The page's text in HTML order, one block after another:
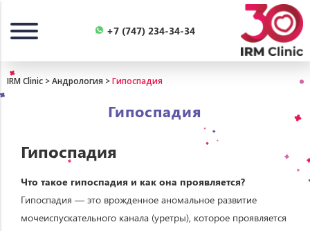
+7 (747) 234-34-34
IRM Clinic >Андрология >Гипоспадия
Гипоспадия
Гипоспадия
Что такое гипоспадия и как она проявляется?
Гипоспадия — это врожденное аномальное развитие
мочеиспускательного канала (уретры), которое проявляется